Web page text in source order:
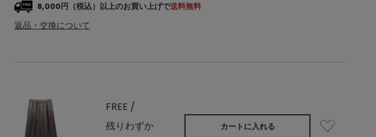
8,000円（税込）以上のお買い上げで送料無料
返品・交換について
FREE /
残りわずか
カートに入れる